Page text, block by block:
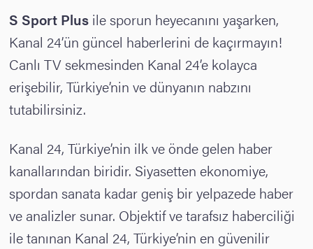
S Sport Plusile sporun heyecanını yaşarken,
Kanal 24’ün güncel haberlerini de kaçırmayın!
Canlı TV sekmesinden Kanal 24’e kolayca
erişebilir, Türkiye’nin ve dünyanın nabzını
tutabilirsiniz.
Kanal 24, Türkiye’nin ilk ve önde gelen haber
kanallarından biridir. Siyasetten ekonomiye,
spordan sanata kadar geniş bir yelpazede haber
ve analizler sunar. Objektif ve tarafsız haberciliği
ile tanınan Kanal 24, Türkiye’nin en güvenilir